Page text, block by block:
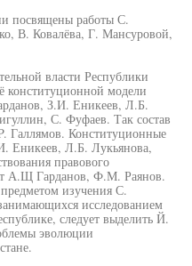
посвящены работы С.
В. Ковалёва, Г. Мансуровой,
власти Республики
конституционной модели
З.И. Еникеев, Л.Б.
С. Фуфаев. Так состав
Галлямов. Конституционные
Еникеев, Л.Б. Лукьянова,
правового
А.Щ Гарданов, Ф.М. Раянов.
изучения С.
исследованием
следует выделить Й.
эволюции